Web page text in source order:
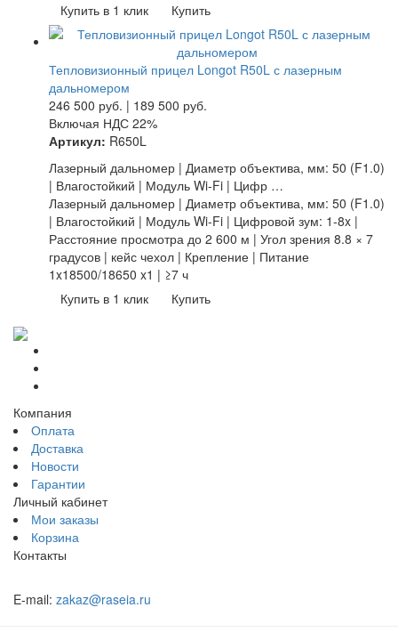
Купить в 1 клик
Купить
Тепловизионный прицел Longot R50L с лазерным
дальномером
246 500 руб. | 189 500 руб.
Включая НДС 22%
Артикул: R650L
Лазерный дальномер | Диаметр объектива, мм: 50 (F1.0)
| Влагостойкий | Модуль Wi-Fi | Цифр …
Лазерный дальномер | Диаметр объектива, мм: 50 (F1.0)
| Влагостойкий | Модуль Wi-Fi | Цифровой зум: 1-8x |
Расстояние просмотра до 2 600 м | Угол зрения 8.8 × 7
градусов | кейс чехол | Крепление | Питание
1x18500/18650 x1 | ≥7 ч
Купить в 1 клик
Купить
Компания
Оплата
Доставка
Новости
Гарантии
Личный кабинет
Мои заказы
Корзина
Контакты
E-mail: zakaz@raseia.ru